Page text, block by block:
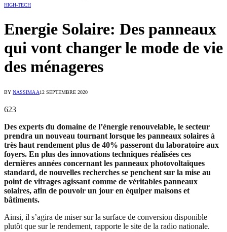
HIGH-TECH
Energie Solaire: Des panneaux
qui vont changer le mode de vie
des ménageres
BY NASSIMA A12 SEPTEMBRE 2020
623
Des experts du domaine de l’énergie renouvelable, le secteur
prendra un nouveau tournant lorsque les panneaux solaires à
très haut rendement plus de 40% passeront du laboratoire aux
foyers. En plus des innovations techniques réalisées ces
dernières années concernant les panneaux photovoltaïques
standard, de nouvelles recherches se penchent sur la mise au
point de vitrages agissant comme de véritables panneaux
solaires, afin de pouvoir un jour en équiper maisons et
bâtiments.
Ainsi, il s’agira de miser sur la surface de conversion disponible
plutôt que sur le rendement, rapporte le site de la radio nationale.